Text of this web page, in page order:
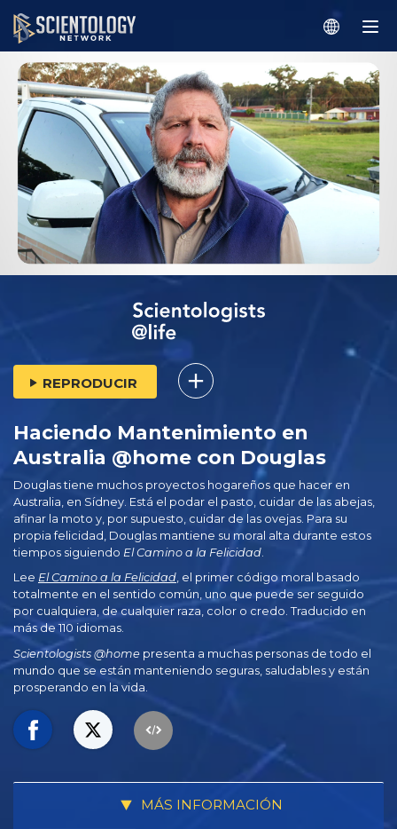
REPRODUCIR
Haciendo Mantenimiento en
Australia @home con Douglas
Douglas tiene muchos proyectos hogareños que hacer en
Australia, en Sídney. Está el podar el pasto, cuidar de las abejas,
afinar la moto y, por supuesto, cuidar de las ovejas. Para su
propia felicidad, Douglas mantiene su moral alta durante estos
tiempos siguiendo El Camino a la Felicidad
Lee El Camino a la Felicidad, el primer código moral basado
totalmente en el sentido común, uno que puede ser seguido
por cualquiera, de cualquier raza, color o credo. Traducido en
más de 110 idiomas.
Scientologists @home presenta a muchas personas de todo el
mundo que se están manteniendo seguras, saludables y están
prosperando en la vida.
MÁS INFORMACIÓN